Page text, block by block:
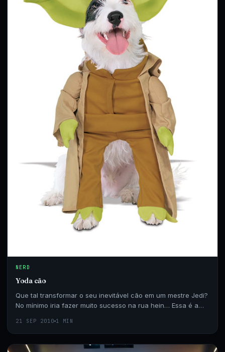
NERD
Yoda cão
Que tal transformar o seu inevitável cão em um mestre Jedi?
No mínimo iria fazer muito sucesso na rua hein… Essa é a
21 SEP 2010 1 MIN